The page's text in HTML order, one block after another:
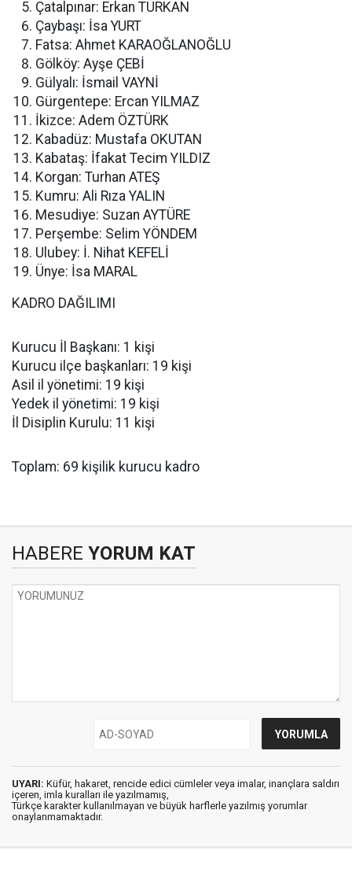
Çatalpınar: Erkan TÜRKAN
Çaybaşı: İsa YURT
Fatsa: Ahmet KARAOĞLANOĞLU
Gölköy: Ayşe ÇEBİ
Gülyalı: İsmail VAYNİ
Gürgentepe: Ercan YILMAZ
İkizce: Adem ÖZTÜRK
Kabadüz: Mustafa OKUTAN
Kabataş: İfakat Tecim YILDIZ
Korgan: Turhan ATEŞ
Kumru: Ali Rıza YALIN
Mesudiye: Suzan AYTÜRE
Perşembe: Selim YÖNDEM
Ulubey: İ. Nihat KEFELİ
Ünye: İsa MARAL
KADRO DAĞILIMI
Kurucu İl Başkanı: 1 kişi
Kurucu ilçe başkanları: 19 kişi
Asil il yönetimi: 19 kişi
Yedek il yönetimi: 19 kişi
İl Disiplin Kurulu: 11 kişi
Toplam: 69 kişilik kurucu kadro
HABERE YORUM KAT
UYARI: Küfür, hakaret, rencide edici cümleler veya imalar, inançlara saldırı
içeren, imla kuralları ile yazılmamış,
Türkçe karakter kullanılmayan ve büyük harflerle yazılmış yorumlar
onaylanmamaktadır.